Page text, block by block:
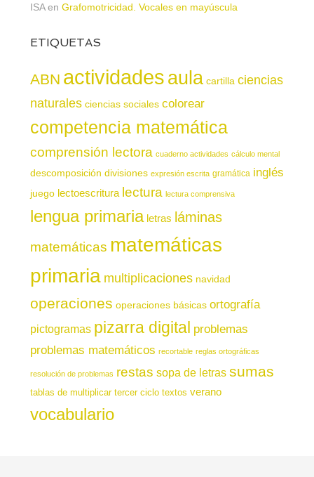
ISAen Grafomotricidad. Vocales en mayúscula
ETIQUETAS
ABN actividadesaula cartilla ciencias
naturales ciencias sociales colorear
competencia matemática
comprensión lectora cuaderno actividades cálculo mental
descomposición divisiones expresión escrita gramática inglés
juego lectoescritura lectura lectura comprensiva
lengua primaria letras láminas
matemáticas matemáticas
primaria multiplicaciones navidad
operaciones operaciones básicas ortografía
pictogramas pizarra digital problemas
problemas matemáticos recortable reglas ortográficas
resolución de problemas restas sopa de letras sumas
tablas de multiplicar tercer ciclo textos verano
vocabulario